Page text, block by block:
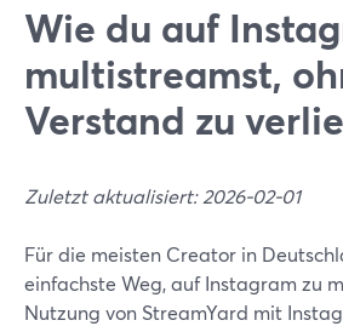
Wie du auf
multistreamst,
Verstand zu
Zuletzt aktualisiert: 2026-02-01
Für die meisten Creator in
einfachste Weg, auf Instagram zu
Nutzung von StreamYard mit